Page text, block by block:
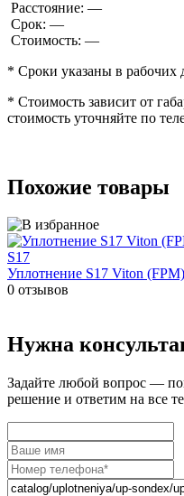
Расстояние: —
Срок: —
Стоимость: —
* Сроки указаны в рабочих
* Стоимость зависит от
стоимость уточняйте по
Похожие товары
Уплотнение S17 Viton
0 отзывов
Нужна
Задайте любой вопрос —
решение и ответим на все